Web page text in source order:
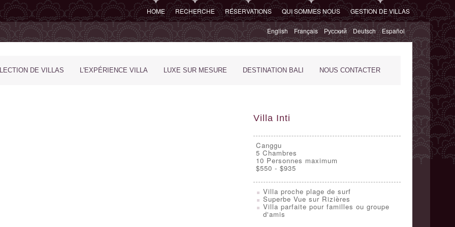
HOME RECHERCHE RÉSERVATIONS QUI SOMMES NOUS GESTION DE VILLAS
English Français Русский Deutsch Español
DE VILLAS L'EXPÉRIENCE VILLA LUXE SUR MESURE DESTINATION BALI NOUS CONTACTER
Villa Inti
Canggu
5 Chambres
10 Personnes maximum
$550 - $935
Villa proche plage de surf
Superbe Vue sur Rizières
Villa parfaite pour familles ou groupe
d'amis